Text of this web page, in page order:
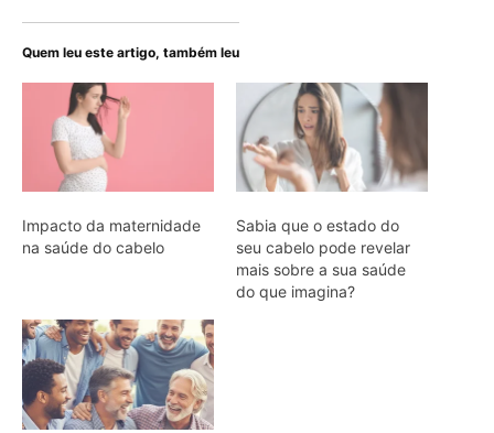
Quem leu este artigo, também leu
Impacto da maternidade
na saúde do cabelo
Sabia que o estado do
seu cabelo pode revelar
mais sobre a sua saúde
do que imagina?